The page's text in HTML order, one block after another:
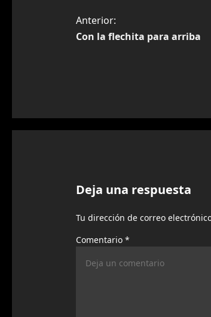
N
a
a
ó
n
d
Anterior:
Con la flechita para arriba
Deja una respuesta
Tu dirección de correo
Comentario *